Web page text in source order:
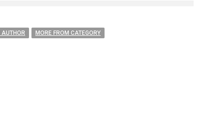
AUTHOR MORE FROM CATEGORY